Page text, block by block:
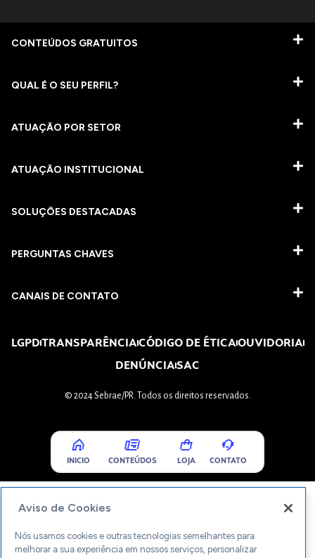
CONTEÚDOS GRATUITOS
QUAL É O SEU PERFIL?
ATUAÇÃO POR SETOR
ATUAÇÃO INSTITUCIONAL
SOLUÇÕES DESTACADAS
PERGUNTAS CHAVES​
CANAIS DE CONTATO
LGPDTRANSPARÊNCIACÓDIGO DE ÉTICAOUVIDORIA
DENÚNCIASAC
© 2024 Sebrae/PR. Todos os direitos reservados.
INICIO CONTEÚDOS LOJA CONTATO
Aviso de Cookies
Nós usamos cookies e outras tecnologias semelhantes para
melhorar a sua experiência em nossos serviços, personalizar